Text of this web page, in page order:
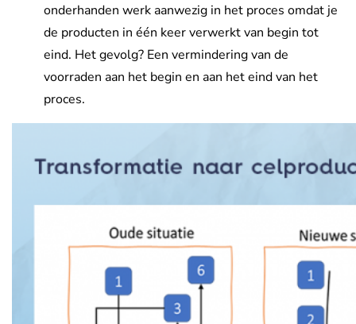
onderhanden werk aanwezig in het proces omdat je
de producten in één keer verwerkt van begin tot
eind. Het gevolg? Een vermindering van de
voorraden aan het begin en aan het eind van het
proces.